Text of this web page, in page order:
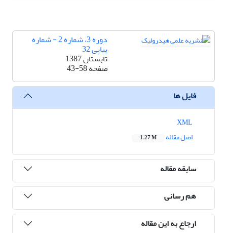
دوره 3، شماره 2 - شماره
پیاپی 32
تابستان 1387
صفحه43-58
فایل ها
اصل مقاله
1.27 M
سابقه مقاله
هم رسانی
ارجاع به این مقاله